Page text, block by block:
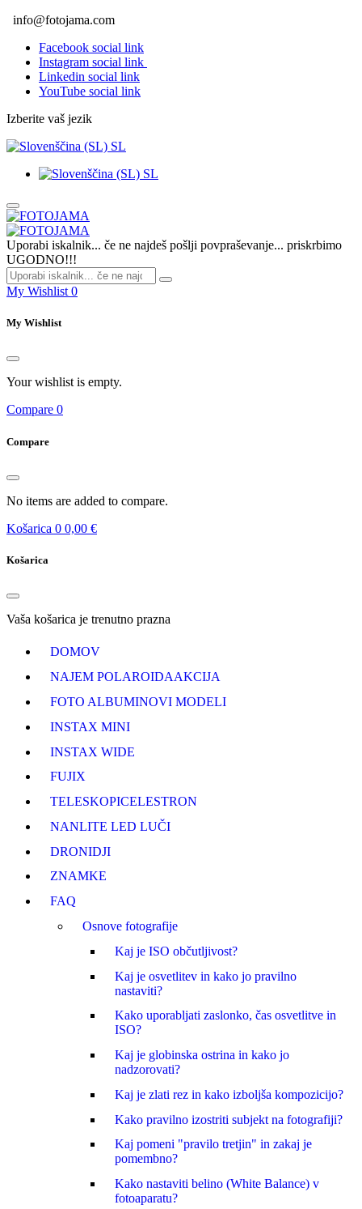
info@fotojama.com
Facebook social link
Instagram social link
Linkedin social link
YouTube social link
Izberite vaš jezik
SL
SL
Uporabi iskalnik... če ne najdeš pošlji povpraševanje... priskrbimo
UGODNO!!!
My Wishlist 0
My Wishlist
Your wishlist is empty.
Compare 0
Compare
No items are added to compare.
Košarica 0 0,00 €
Košarica
Vaša košarica je trenutno prazna
DOMOV
NAJEM POLAROIDAAKCIJA
FOTO ALBUMINOVI MODELI
INSTAX MINI
INSTAX WIDE
FUJIX
TELESKOPICELESTRON
NANLITE LED LUČI
DRONIDJI
ZNAMKE
FAQ
Osnove fotografije
Kaj je ISO občutljivost?
Kaj je osvetlitev in kako jo pravilno
nastaviti?
Kako uporabljati zaslonko, čas osvetlitve in
ISO?
Kaj je globinska ostrina in kako jo
nadzorovati?
Kaj je zlati rez in kako izboljša kompozicijo?
Kako pravilno izostriti subjekt na fotografiji?
Kaj pomeni "pravilo tretjin" in zakaj je
pomembno?
Kako nastaviti belino (White Balance) v
fotoaparatu?